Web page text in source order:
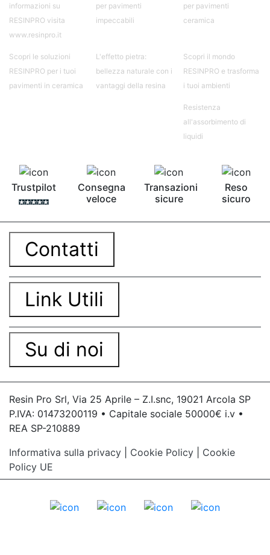
informazioni su
RESINPRO visita
www.resinpro.it
per pavimenti
impeccabili
per pavimenti
ceramica
Scopri le soluzioni
RESINPRO per i tuoi
pavimenti in ceramica
L'effetto pietra:
bellezza naturale con i
vantaggi della resina
Scopri il mondo
RESINPRO e trasforma
i tuoi ambienti
Resistenza
all'assorbimento di
liquidi
Trustpilot
Consegna
veloce
Transazioni
sicure
Reso
sicuro
Contatti
Link Utili
Su di noi
Resin Pro Srl, Via 25 Aprile – Z.I.snc, 19021 Arcola SP
P.IVA: 01473200119 • Capitale sociale 50000€ i.v •
REA SP-210889
Informativa sulla privacy
Cookie Policy
Cookie
Policy UE